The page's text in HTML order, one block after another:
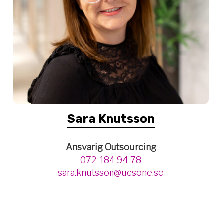
Sara Knutsson
Ansvarig Outsourcing
072-184 94 78
sara.knutsson@ucsone.se